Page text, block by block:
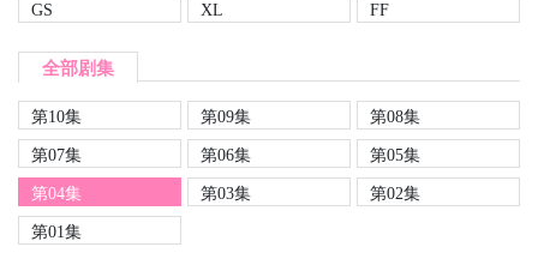
GS
XL FF
全部剧集
第10集 第09集
第08集
第07集
第06集
第05集
第04集
第03集
第02集
第01集